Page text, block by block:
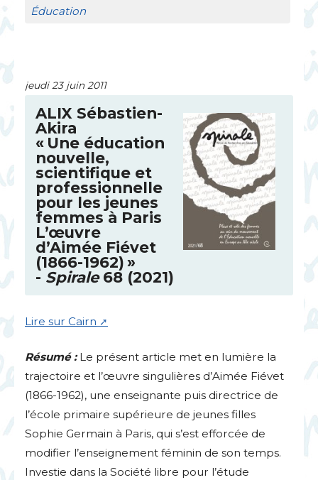
Éducation
jeudi 23 juin 2011
ALIX Sébastien-
Akira
« Une éducation
nouvelle,
scientifique et
professionnelle
pour les jeunes
femmes à Paris
L’œuvre
d’Aimée Fiévet
(1866-1962)»
- Spirale68 (2021)
Lire sur Cairn
Résumé : Le présent article met en lumière la
trajectoire et l’œuvre singulières d’Aimée Fiévet
(1866-1962), une enseignante puis directrice de
l’école primaire supérieure de jeunes filles
Sophie Germain à Paris, qui s’est efforcée de
modifier l’enseignement féminin de son temps.
Investie dans la Société libre pour l’étude